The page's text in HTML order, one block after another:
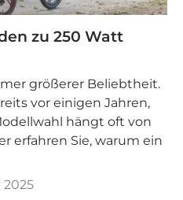
zu 250 Watt
größerer Beliebtheit.
vor einigen Jahren,
hängt oft von
erfahren Sie, warum ein
2025